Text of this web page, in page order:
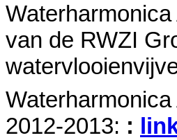
van de RWZI
2012-2013: :